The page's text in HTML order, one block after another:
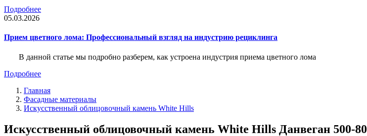
Подробнее
05.03.2026
Прием цветного лома: Профессиональный взгляд на индустрию рециклинга
В данной статье мы подробно разберем, как устроена индустрия приема цветного лома
Подробнее
Главная
Фасадные материалы
Искусственный облицовочный камень White Hills
Искусственный облицовочный камень White Hills Данвеган 500-80